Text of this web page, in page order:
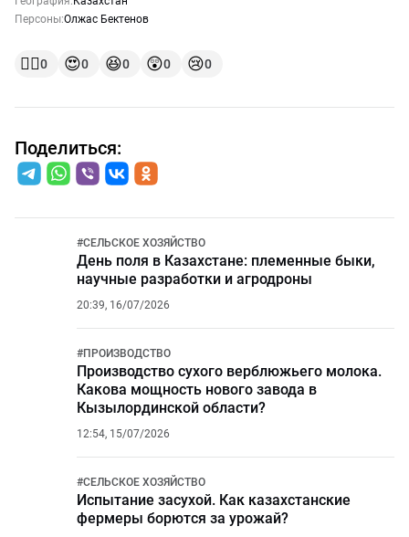
Персоны:Олжас Бектенов
👍🏻0 😍0 😆0 😲0 😢0
Поделиться:
#СЕЛЬСКОЕ ХОЗЯЙСТВО
День поля в Казахстане: племенные быки,
научные разработки и агродроны
20:39, 16/07/2026
#ПРОИЗВОДСТВО
Производство сухого верблюжьего молока.
Какова мощность нового завода в
Кызылординской области?
12:54, 15/07/2026
#СЕЛЬСКОЕ ХОЗЯЙСТВО
Испытание засухой. Как казахстанские
фермеры борются за урожай?